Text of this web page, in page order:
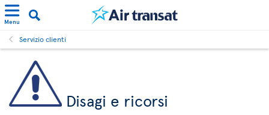
Menu
Servizio clienti
Disagi e ricorsi